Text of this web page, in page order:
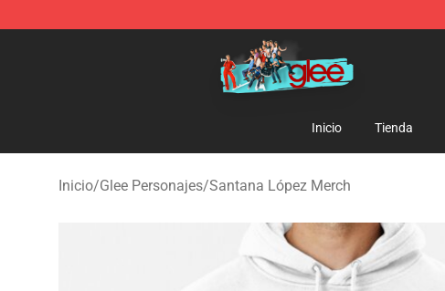
Glee Store - Official Glee Merchandise Shop
Inicio Tienda
Inicio/Glee Personajes/Santana López Merch